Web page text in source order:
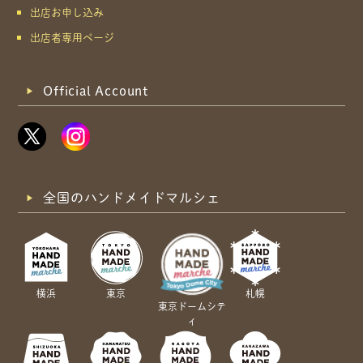
出店お申し込み
出店者専用ページ
Official Account
全国のハンドメイドマルシェ
横浜
東京
東京ドームシテ
ィ
札幌